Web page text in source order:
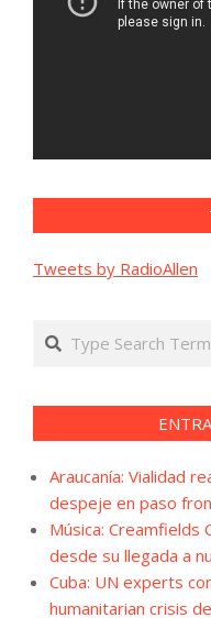
Tweets by RadioAllen
Search
Araucanía: Vialidad
despeje en paso
Música: Creamfields
desde su llegada a
Cuba: UN experts
humanitarian crisis